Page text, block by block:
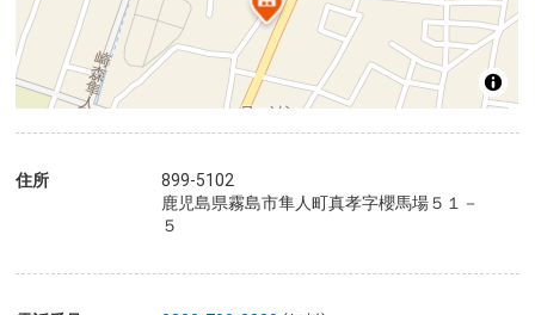
住所
899-5102
鹿児島県霧島市隼人町真孝字櫻馬場５１－
５